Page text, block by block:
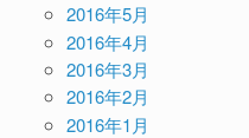
2016年5月
2016年4月
2016年3月
2016年2月
2016年1月